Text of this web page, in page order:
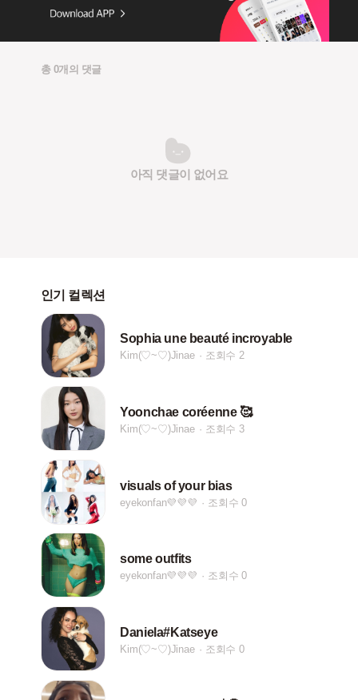
총 0개의 댓글
아직 댓글이 없어요
인기 컬렉션
Sophia une beauté incroyable
Kim(♡~♡)Jinae 조회수 2
Yoonchae coréenne 🥰
Kim(♡~♡)Jinae 조회수 3
visuals of your bias
eyekonfan💜💜💜 조회수 0
some outfits
eyekonfan💜💜💜 조회수 0
Daniela#Katseye
Kim(♡~♡)Jinae 조회수 0